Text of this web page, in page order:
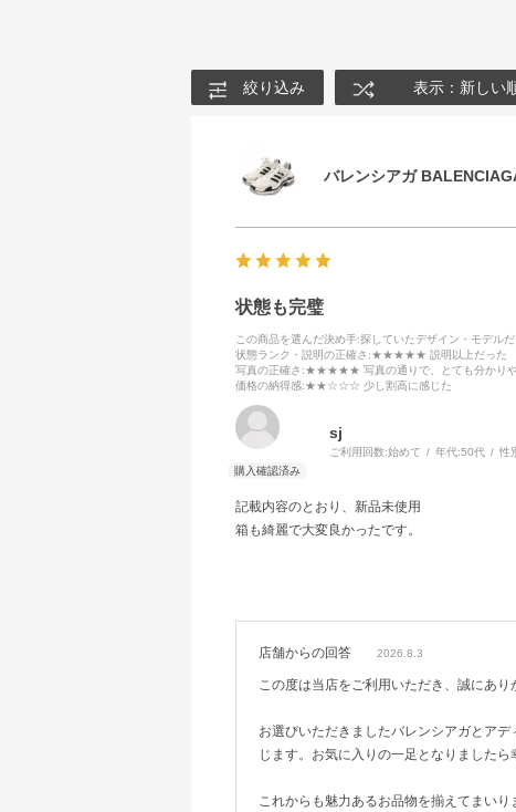
絞り込み 表示：新しい
バレンシアガ
状態も完璧
この商品を選んだ決め手:探していたデザイン・モデル
状態ランク・説明の正確さ :★★★★★ 説明以上だった
写真の正確さ :★★★★★ 写真の通りで、とても分かりや
価格の納得感:★★☆☆☆ 少し割高に感じた
sj
ご利用回数:始めて 年代:50代 性
記載内容のとおり、新品未使用
箱も綺麗で大変良かったです。
店舗からの回答 2026.8.3
この度は当店をご利用いただき、誠にあり
お選びいただきましたバレンシアガとア
じます。お気に入りの一足となりましたら
これからも魅力あるお品物を揃えてまい